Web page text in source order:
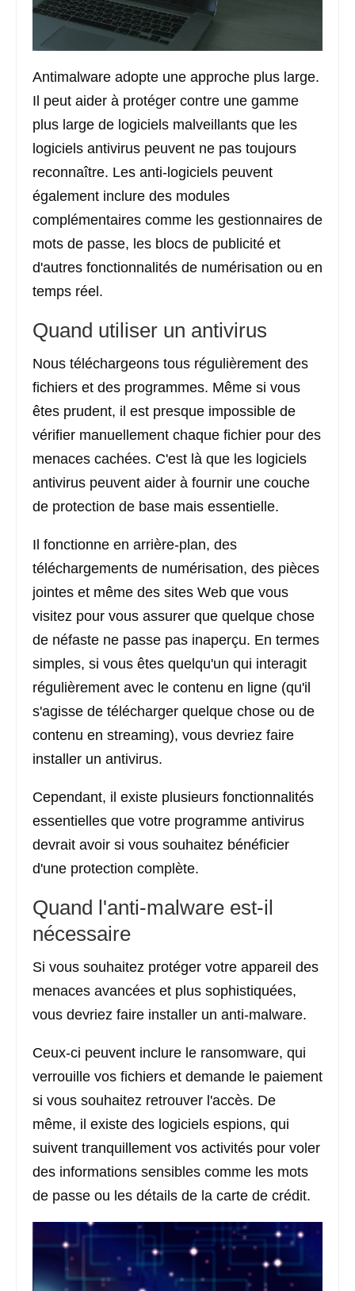
Antimalware adopte une approche plus large.
Il peut aider à protéger contre une gamme
plus large de logiciels malveillants que les
logiciels antivirus peuvent ne pas toujours
reconnaître. Les anti-logiciels peuvent
également inclure des modules
complémentaires comme les gestionnaires de
mots de passe, les blocs de publicité et
d'autres fonctionnalités de numérisation ou en
temps réel.
Quand utiliser un antivirus
Nous téléchargeons tous régulièrement des
fichiers et des programmes. Même si vous
êtes prudent, il est presque impossible de
vérifier manuellement chaque fichier pour des
menaces cachées. C'est là que les logiciels
antivirus peuvent aider à fournir une couche
de protection de base mais essentielle.
Il fonctionne en arrière-plan, des
téléchargements de numérisation, des pièces
jointes et même des sites Web que vous
visitez pour vous assurer que quelque chose
de néfaste ne passe pas inaperçu. En termes
simples, si vous êtes quelqu'un qui interagit
régulièrement avec le contenu en ligne (qu'il
s'agisse de télécharger quelque chose ou de
contenu en streaming), vous devriez faire
installer un antivirus.
Cependant, il existe plusieurs fonctionnalités
essentielles que votre programme antivirus
devrait avoir si vous souhaitez bénéficier
d'une protection complète.
Quand l'anti-malware est-il
nécessaire
Si vous souhaitez protéger votre appareil des
menaces avancées et plus sophistiquées,
vous devriez faire installer un anti-malware.
Ceux-ci peuvent inclure le ransomware, qui
verrouille vos fichiers et demande le paiement
si vous souhaitez retrouver l'accès. De
même, il existe des logiciels espions, qui
suivent tranquillement vos activités pour voler
des informations sensibles comme les mots
de passe ou les détails de la carte de crédit.